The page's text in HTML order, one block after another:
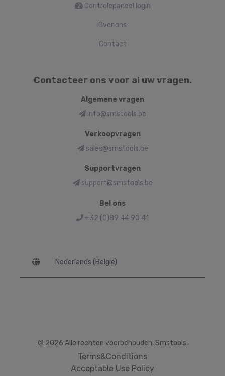
Controlepaneel login
Over ons
Contact
Contacteer ons voor al uw vragen.
Algemene vragen
info@smstools.be
Verkoopvragen
sales@smstools.be
Supportvragen
support@smstools.be
Bel ons
+32 (0)89 44 90 41
© 2026 Alle rechten voorbehouden, Smstools.
Terms&Conditions
Acceptable Use Policy